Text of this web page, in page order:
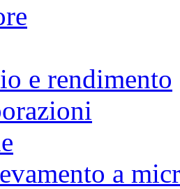
e rendimento
a